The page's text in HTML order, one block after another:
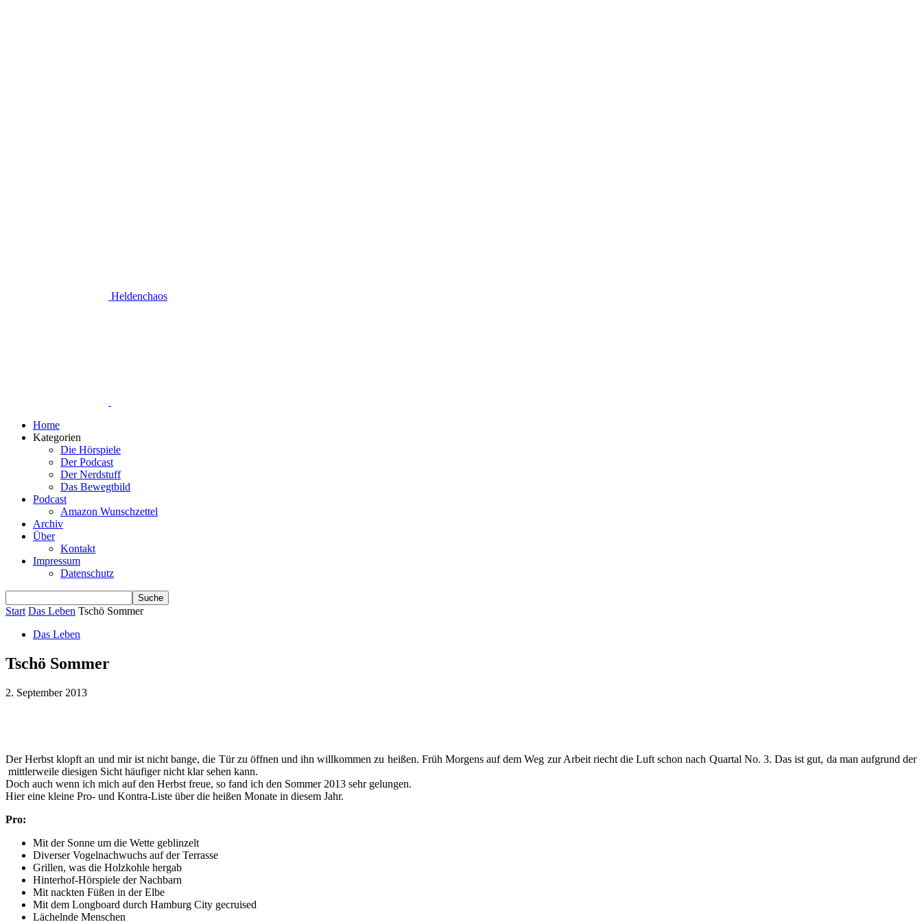
Heldenchaos
Home
Kategorien
Die Hörspiele
Der Podcast
Der Nerdstuff
Das Bewegtbild
Podcast
Amazon Wunschzettel
Archiv
Über
Kontakt
Impressum
Datenschutz
Start Das Leben Tschö Sommer
Das Leben
Tschö Sommer
2. September 2013
Der Herbst klopft an und mir ist nicht bange, die Tür zu öffnen und ihn willkommen zu heißen. Früh Morgens auf dem Weg zur Arbeit riecht die Luft schon nach Quartal No. 3. Das ist gut, da man aufgrund der
mittlerweile diesigen Sicht häufiger nicht klar sehen kann.
Doch auch wenn ich mich auf den Herbst freue, so fand ich den Sommer 2013 sehr gelungen.
Hier eine kleine Pro- und Kontra-Liste über die heißen Monate in diesem Jahr.
Pro:
Mit der Sonne um die Wette geblinzelt
Diverser Vogelnachwuchs auf der Terrasse
Grillen, was die Holzkohle hergab
Hinterhof-Hörspiele der Nachbarn
Mit nackten Füßen in der Elbe
Mit dem Longboard durch Hamburg City gecruised
Lächelnde Menschen